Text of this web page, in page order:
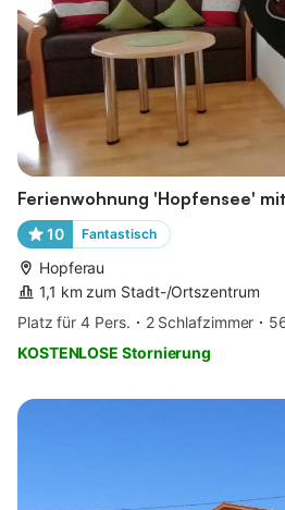
Ferienwohnung 'Hopfensee'
10 Fantastisch
Hopferau
1,1 km zum Stadt-/Ortszentrum
Platz für 4 Pers.
2 Schlafzimmer
KOSTENLOSE Stornierung